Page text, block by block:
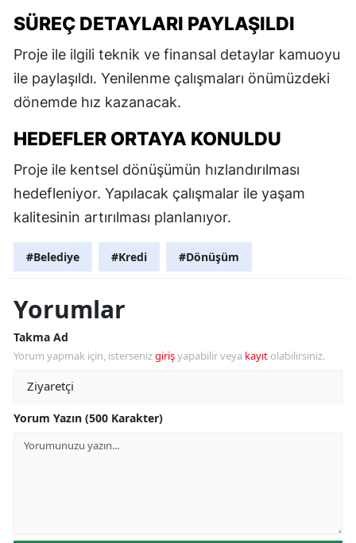
SÜREÇ DETAYLARI PAYLAŞILDI
Proje ile ilgili teknik ve finansal detaylar kamuoyu
ile paylaşıldı. Yenilenme çalışmaları önümüzdeki
dönemde hız kazanacak.
HEDEFLER ORTAYA KONULDU
Proje ile kentsel dönüşümün hızlandırılması
hedefleniyor. Yapılacak çalışmalar ile yaşam
kalitesinin artırılması planlanıyor.
#Belediye #Kredi #Dönüşüm
Yorumlar
Takma Ad
Yorum yapmak için, istersenizgirişyapabilir veya kayıt olabilirsiniz.
Yorum Yazın (500 Karakter)